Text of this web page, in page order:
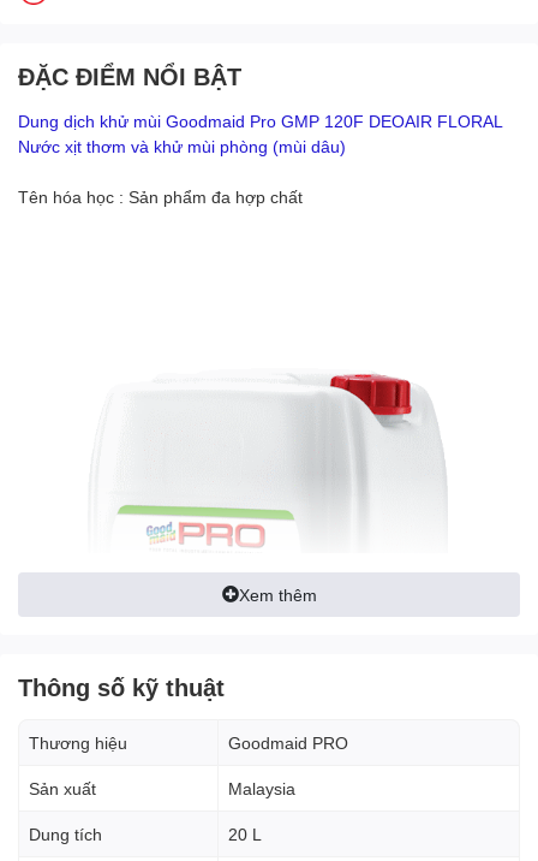
ĐẶC ĐIỂM NỔI BẬT
Dung dịch khử mùi Goodmaid Pro GMP 120F DEOAIR FLORAL
Nước xịt thơm và khử mùi phòng (mùi dâu)
Tên hóa học : Sản phẩm đa hợp chất
Xem thêm
Thông số kỹ thuật
Thương hiệu Goodmaid PRO
Sản xuất Malaysia
Dung tích 20 L